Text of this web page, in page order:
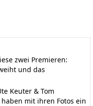
zwei Premieren:
und das
Keuter & Tom
haben mit ihren Fotos ein